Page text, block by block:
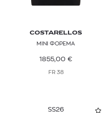
COSTARELLOS
ΜΙΝΙ ΦΟΡΕΜΑ
1855,00 €
FR 38
SS26